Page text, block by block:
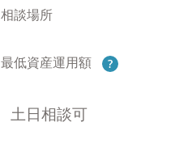
相談場所
最低資産運用額
土日相談可